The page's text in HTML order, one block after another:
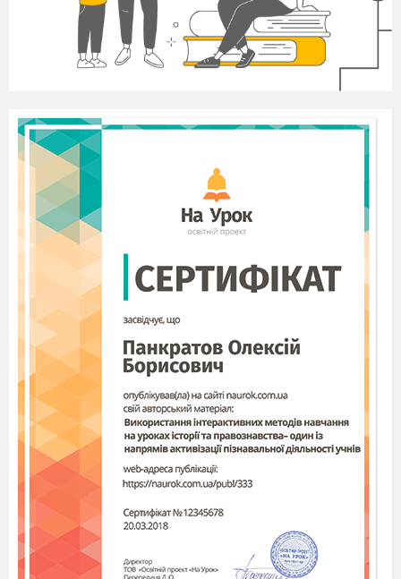
Учні перевіряють відповіді, вони
одинакові в обох варіантах. В картку
виставляють бали.
V. Розв'язування вправ підвищеного рівня
складності.
До дошки одразу виходять два учні і
одночасно виконують завдання:
За розв’язання вчитель виставляє від 0 до